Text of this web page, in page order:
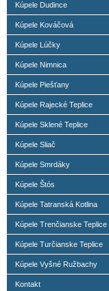
Kúpele Dudince
Kúpele Kováčová
Kúpele Lúčky
Kúpele Nimnica
Kúpele Piešťany
Kúpele Rajecké Teplice
Kúpele Sklené Teplice
Kúpele Sliač
Kúpele Smrdáky
Kúpele Štós
Kúpele Tatranská Kotlina
Kúpele Trenčianske Teplice
Kúpele Turčianske Teplice
Kúpele Vyšné Ružbachy
Kontakt